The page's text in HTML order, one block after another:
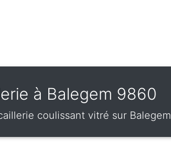
à Balegem 9860
coulissant vitré sur